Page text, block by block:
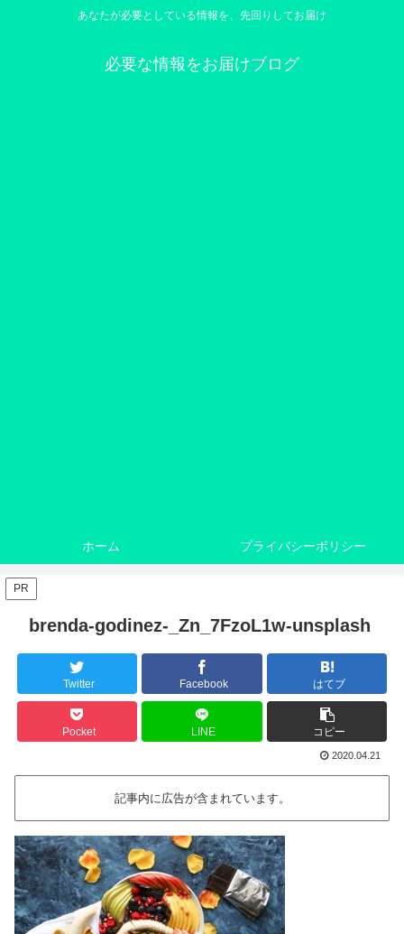
あなたが必要としている情報を、先回りしてお届け
必要な情報をお届けブログ
ホーム プライバシーポリシー
PR
brenda-godinez-_Zn_7FzoL1w-unsplash
Twitter Facebook はてブ
Pocket LINE コピー
2020.04.21
記事内に広告が含まれています。